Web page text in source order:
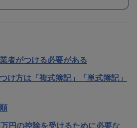
者がつける必要がある
け方は「複式簿記」「単式簿記」
円の控除を受けるために必要な